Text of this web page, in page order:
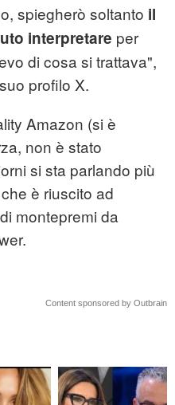
spiegherò soltanto il
interpretare per
di cosa si trattava",
profilo X.
Amazon (si è
non è stato
si sta parlando più
è riuscito ad
montepremi da
Content sponsored by Outbrain